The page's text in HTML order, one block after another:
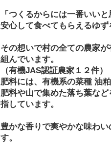
「つくるからには一番いい
安心して食べてもらえるゆず
その想いで村の全ての農家
組んでいます。
（有機JAS認証農家１２件）
肥料には、有機系の菜種 油
肥料や山で集めた落ち葉な
指しています。
豊かな香りで爽やかな味わ
す。